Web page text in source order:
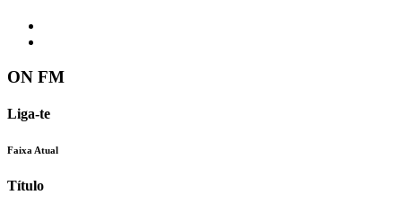
ON FM
Liga-te
Faixa Atual
Título